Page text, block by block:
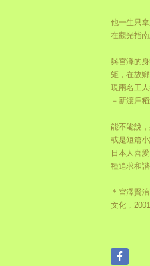
他一生只
在觀光指
與宮澤的
矩，在故
現兩名工
－新渡戶
能不能說
或是短篇
日本人喜
種追求和
＊宮澤賢
文化，